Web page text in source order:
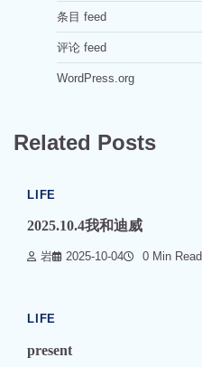
条目 feed
评论 feed
WordPress.org
Related Posts
LIFE
2025.10.4我和迪威
岩 2025-10-04 0 Min Read
LIFE
present